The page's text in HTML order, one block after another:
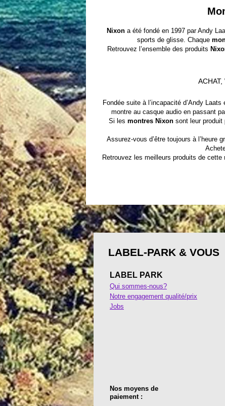
Nixona été fondé en 1997 par Andy
sports de glisse. Chaque
Retrouvez l’ensemble des produits
Fondée suite à l’incapacité d’Andy
montre au casque audio en passant
Si les montres Nixonsont leur produit
Assurez-vous d’être toujours à l’heure
Retrouvez les meilleurs produits de
LABEL-PARK & VOUS
LABEL PARK
Qui sommes-nous?
Notre engagement qualité/prix
Jobs
Nos moyens de
paiement :